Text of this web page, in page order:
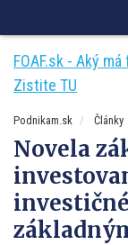
FOAF.sk - Aký
Zistite TU
Podnikam.sk Články
Novela